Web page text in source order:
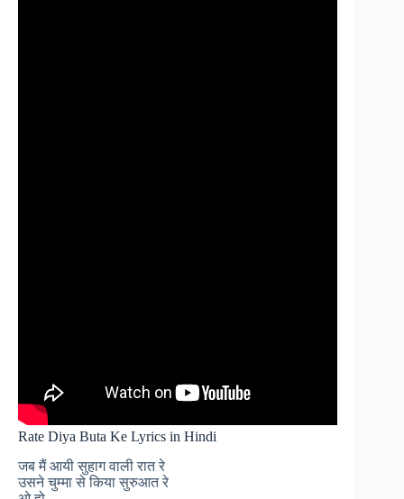
Rate Diya Buta Ke Lyrics in Hindi
जब मैं आयी सुहाग वाली रात रे
उसने चुम्मा से किया सुरुआत रे